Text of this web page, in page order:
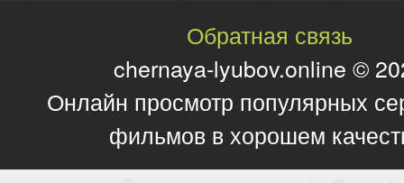
Обратная связь
chernaya-lyubov.online ©
Онлайн просмотр популярных
фильмов в хорошем